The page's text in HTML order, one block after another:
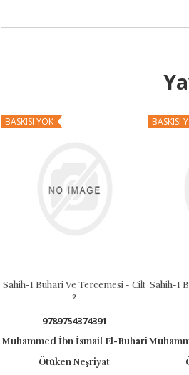
BASKISI YOK
Sahih-I Buhari Ve Tercemesi - Cilt
2
9789754374391
Muhammed İbn İsmail El-Buhari
Ötüken Neşriyat
BASKISI
Sahih-I